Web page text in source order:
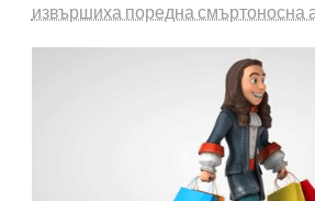
извършиха поредна смъртоносна